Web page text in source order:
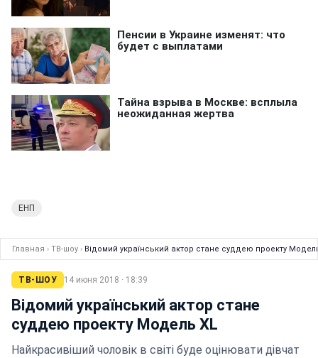
ЕНП
Главная › ТВ-шоу › Відомий український актор стане суддею проекту
ТВ-ШОУ 14 июня 2018 · 18:39
Відомий український актор стане
суддею проекту Модель XL
Найкрасивіший чоловік в світі буде оцінювати дівчат